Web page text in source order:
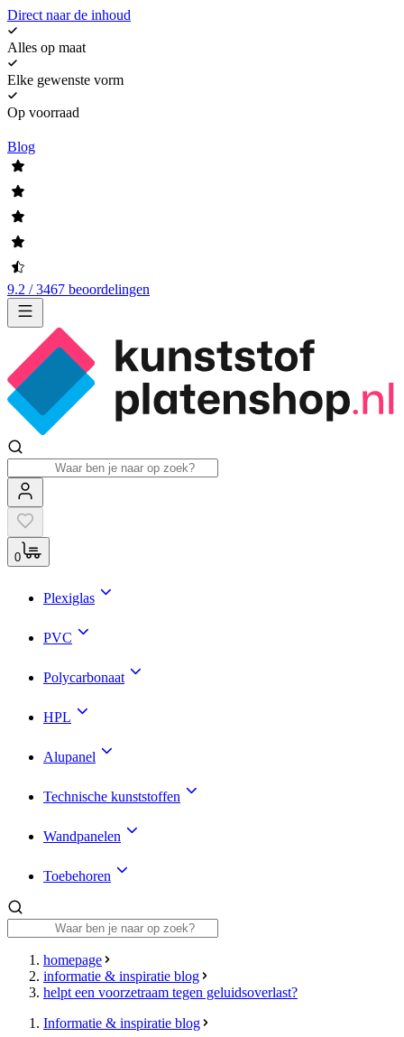
Direct naar de inhoud
Alles op maat
Elke gewenste vorm
Op voorraad
Blog
9.2 / 3467 beoordelingen
0
Plexiglas
PVC
Polycarbonaat
HPL
Alupanel
Technische kunststoffen
Wandpanelen
Toebehoren
homepage
informatie & inspiratie blog
helpt een voorzetraam tegen geluidsoverlast?
Informatie & inspiratie blog